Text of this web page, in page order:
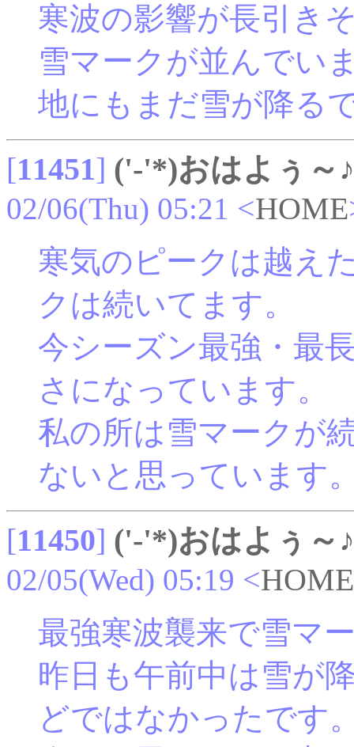
寒波の影響が長引き
雪マークが並んでい
地にもまだ雪が降る
[11451] ('-'*)おはよぅ～♪
02/06(Thu) 05:21 <HOME
寒気のピークは越え
クは続いてます。
今シーズン最強・最
さになっています。
私の所は雪マークが
ないと思っています
[11450] ('-'*)おはよぅ～♪
02/05(Wed) 05:19 <HOME
最強寒波襲来で雪マ
昨日も午前中は雪が
どではなかったです